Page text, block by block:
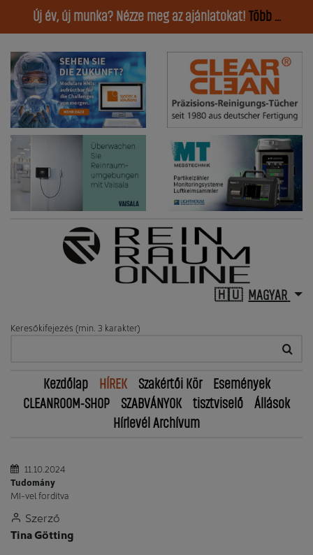
Új év, új munka? Nézze meg az ajánlatokat! Több ...
MAGYAR
Keresőkifejezés (min. 3 karakter)
Kezdőlap HÍREK Szakértői Kör
Események
CLEANROOM-SHOP
SZABVÁNYOK tisztviselő
Állások
Hírlevél Archívum
11.10.2024
Tudomány
MI-vel fordítva
Szerző
Tina Götting